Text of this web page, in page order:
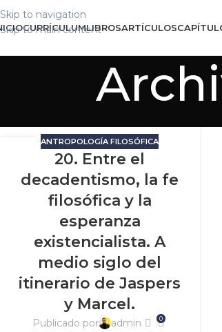
Skip to navigation
Skip to main content
CURRÍCULUMLIBROSARTÍCULOS
ANTROPOLOGÍA FILOSÓFICA
20. Entre el
decadentismo, la fe
filosófica y la
esperanza
existencialista. A
medio siglo del
itinerario de Jaspers
y Marcel.
Publicado por admin 0